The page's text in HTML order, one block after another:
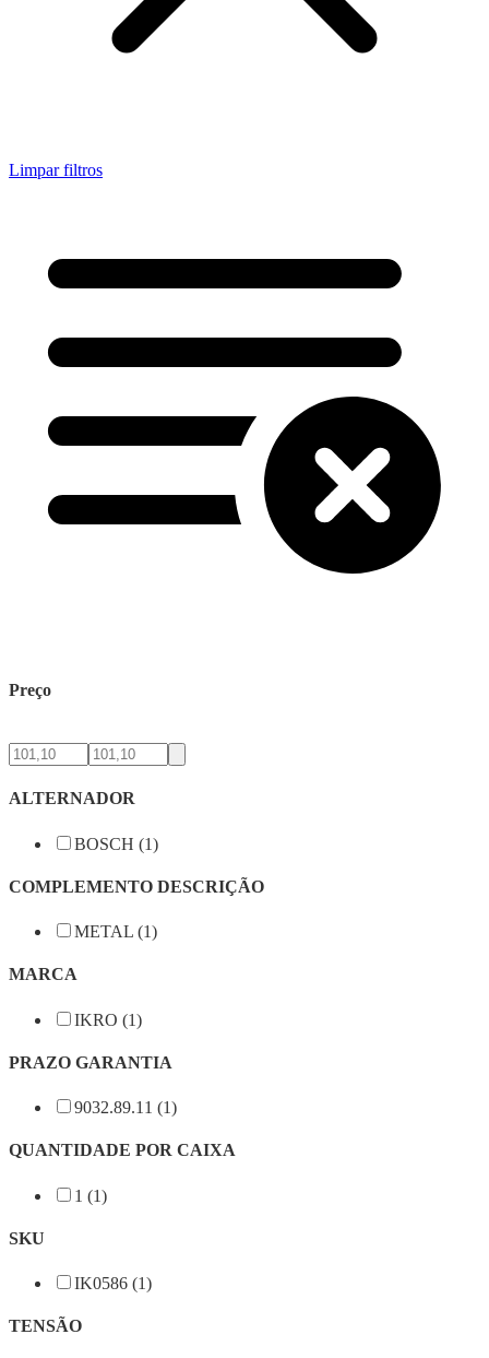
Limpar filtros
Preço
ALTERNADOR
BOSCH (1)
COMPLEMENTO DESCRIÇÃO
METAL (1)
MARCA
IKRO (1)
PRAZO GARANTIA
9032.89.11 (1)
QUANTIDADE POR CAIXA
1 (1)
SKU
IK0586 (1)
TENSÃO